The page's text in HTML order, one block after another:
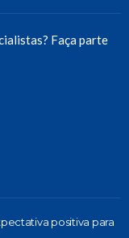
Faça parte
positiva para